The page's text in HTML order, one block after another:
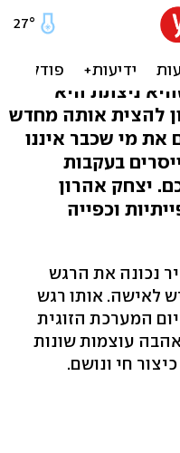
ניצתת היא
להצית אותה מחדש
את מי שכבר איננו
בעקבות
יצחק אהרון
וכפייה
נכונה את הרגש
לאישה. אותו רגש
המערכת הזוגית
עוצמות שונות
חי ונושם.